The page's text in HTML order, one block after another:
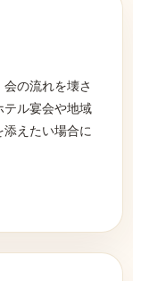
の流れを壊さ
テル宴会や地域
えたい場合に